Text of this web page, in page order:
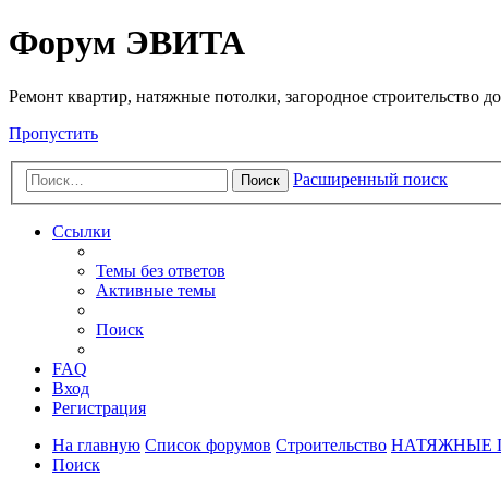
Регистрация
Форум ЭВИТА
Ремонт квартир, натяжные потолки, загородное строительство
Пропустить
Поиск Расширенный поиск
Ссылки
Темы без ответов
Активные темы
Поиск
FAQ
Вход
Регистрация
На главную Список форумов Строительство НАТЯЖНЫЕ
Поиск